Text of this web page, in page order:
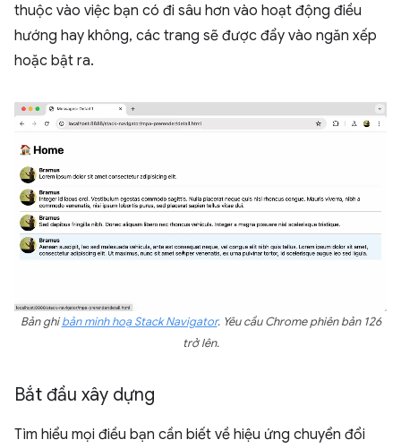
thuộc vào việc bạn có đi sâu hơn vào hoạt động điều
hướng hay không, các trang sẽ được đẩy vào ngăn xếp
hoặc bật ra.
Bản ghibản minh hoạ Stack Navigator. Yêu cầu Chrome phiên bản 126
trở lên.
Bắt đầu xây dựng
Tìm hiểu mọi điều bạn cần biết về hiệu ứng chuyển đổi